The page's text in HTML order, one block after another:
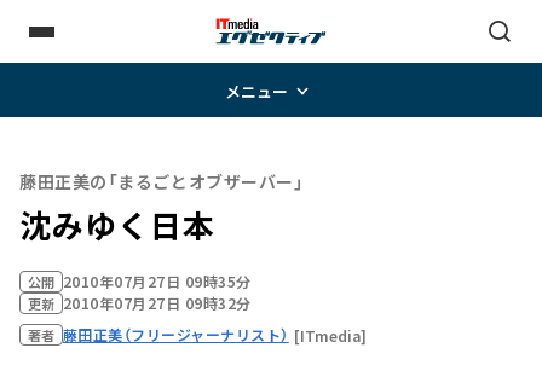
メニュー
藤田正美の「まるごとオブザーバー」
沈みゆく日本
公開 2010年07月27日 09時35分
更新 2010年07月27日 09時32分
著者 藤田正美（フリージャーナリスト） [ITmedia]